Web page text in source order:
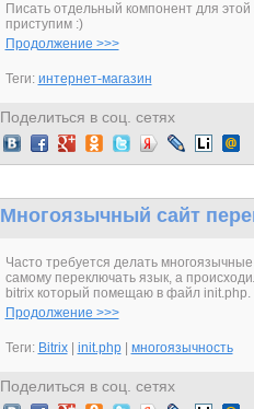
Писать отдельный компонент для
приступим :)
Продолжение >>>
Теги: интернет-магазин
Поделиться в соц. сетях
Многоязычный сайт
Часто требуется делать
самому переключать язык, а
bitrix который помещаю в файл init.php.
Продолжение >>>
Теги: Bitrix| init.php| многоязычность
Поделиться в соц. сетях